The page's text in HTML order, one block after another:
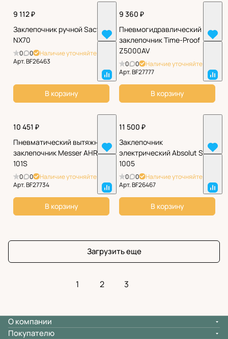
9 112 ₽
Заклепочник ручной Sacto
NX70
0 0
Наличие уточняйте
Арт.BF26463
В корзину
9 360 ₽
Пневмогидравлический
заклепочник Time-Proof
Z5000AV
0 0
Наличие уточняйте
Арт.BF27777
В корзину
10 451 ₽
Пневматический вытяжной
заклепочник Messer AHR-
101S
0 0
Наличие уточняйте
Арт.BF27734
В корзину
11 500 ₽
Заклепочник
электрический Absolut SK-
1005
0 0
Наличие уточняйте
Арт.BF26467
В корзину
Загрузить еще
1 2 3
О компании
Покупателю